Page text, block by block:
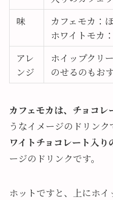
味
カフェモカ：
ホワイトモカ
アレ
ンジ
ホイップクリ
のせるのもお
カフェモカは、チョコ
うなイメージのドリンク
ワイトチョコレート入り
ージのドリンクです。
ホットですと、上にホ